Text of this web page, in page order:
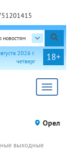
новостям
18+
2026 г.
четверг
Toggle
Орел
выходные